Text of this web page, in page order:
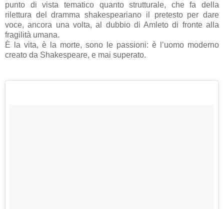
punto di vista tematico quanto strutturale, che fa della
rilettura del dramma shakespeariano il pretesto per dare
voce, ancora una volta, al dubbio di Amleto di fronte alla
fragilità umana.
È la vita, è la morte, sono le passioni: è l’uomo moderno
creato da Shakespeare, e mai superato.